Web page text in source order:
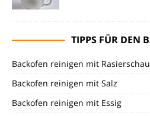
TIPPS FÜR DEN
Backofen reinigen mit
Backofen reinigen mit Salz
Backofen reinigen mit Essig